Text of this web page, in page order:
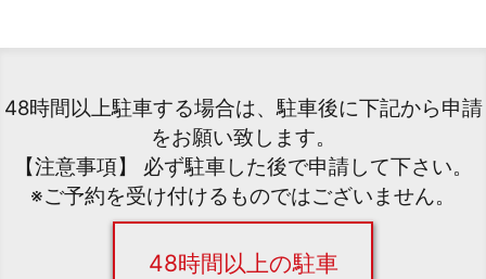
48時間以上駐車する場合は、駐車後に下記から申請
をお願い致します。
【注意事項】 必ず駐車した後で申請して下さい。
※ご予約を受け付けるものではございません。
48時間以上の駐車